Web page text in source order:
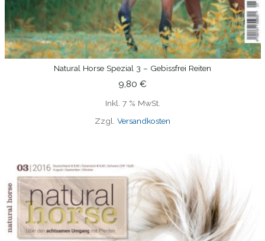
IN DEN WARENKORB
Natural Horse Spezial 3 – Gebissfrei Reiten
9,80 €
Inkl. 7 % MwSt.
Zzgl. Versandkosten